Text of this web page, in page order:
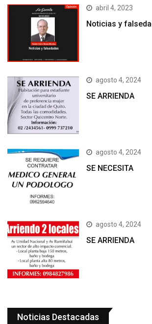
abril 4, 2023
Noticias y
agosto 4, 2024
SE ARRIENDA
agosto 4, 2024
SE NECESITA
agosto 4, 2024
SE ARRIENDA
Noticias Destacadas